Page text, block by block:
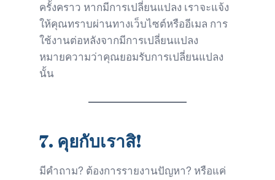
ครั้งคราว หากมีการเปลี่ยนแปลง เราจะแจ้ง
ให้คุณทราบผ่านทางเว็บไซต์หรืออีเมล การ
ใช้งานต่อหลังจากมีการเปลี่ยนแปลง
หมายความว่าคุณยอมรับการเปลี่ยนแปลง
นั้น
7. คุยกับเราสิ!
มีคำถาม? ต้องการรายงานปัญหา? หรือแค่